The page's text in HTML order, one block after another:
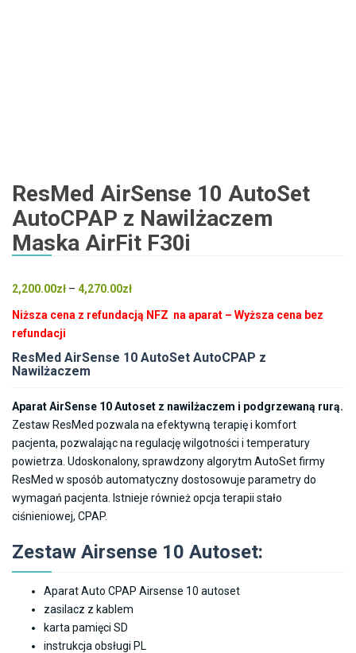
ResMed AirSense 10 AutoSet
AutoCPAP z Nawilżaczem
Maska AirFit F30i
2,200.00zł – 4,270.00złZakres
od
do
Niższa cena z refundacją NFZ na aparat – Wyższa cena bez
refundacji
ResMed AirSense 10 AutoSet AutoCPAP z
Nawilżaczem
Aparat AirSense 10 Autoset z nawilżaczem i podgrzewaną rurą.
Zestaw ResMed pozwala na efektywną terapię i komfort
pacjenta, pozwalając na regulację wilgotności i temperatury
powietrza. Udoskonalony, sprawdzony algorytm AutoSet firmy
ResMed w sposób automatyczny dostosowuje parametry do
wymagań pacjenta. Istnieje również opcja terapii stało
ciśnieniowej, CPAP.
Zestaw Airsense 10 Autoset:
Aparat Auto CPAP Airsense 10 autoset
zasilacz z kablem
karta pamięci SD
instrukcja obsługi PL